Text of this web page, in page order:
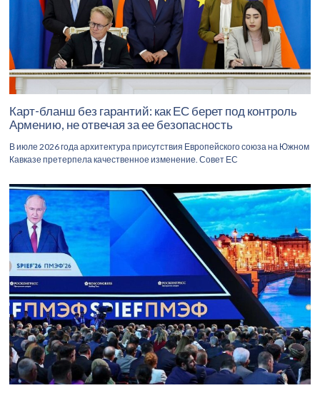
Карт-бланш без гарантий: как ЕС берет под контроль
Армению, не отвечая за ее безопасность
В июле 2026 года архитектура присутствия Европейского союза на Южном
Кавказе претерпела качественное изменение. Совет ЕС